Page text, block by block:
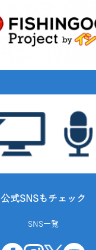
公式SNSもチェック
SNS一覧